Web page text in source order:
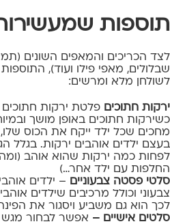
תוספות
לצד הכריכים והמאפים השונים
שבלולים, מאפי פילו ועוד),
לשולחן מלא ומרשים:
ירקות חתוכים פלטת ירקות חתוכים
כשירקות חתוכים באופן מושך
מחכים שכל ילד ייקח את הכוס
בעצם ילדים אוהבים ירקות. בגלל
לפחות כמה ירקות שהוא אוהב
החלפות עם ילד אחר…)
סלטי פסטה צבעוניים – ילדים
צבעוני וכולל מרכיבים שילדים
לכך הוא גם משביע ויסגור את
סלטים אישיים – אפשר לבחור מגש